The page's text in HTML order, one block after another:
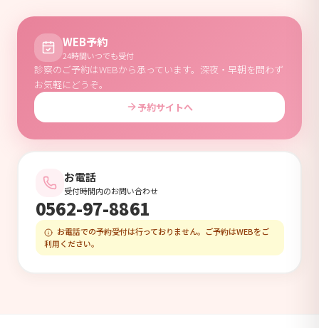
WEB予約
24時間いつでも受付
診察のご予約はWEBから承っています。深夜・早朝を問わず
お気軽にどうぞ。
予約サイトへ
お電話
受付時間内のお問い合わせ
0562-97-8861
お電話での予約受付は行っておりません。ご予約はWEBをご
利用ください。